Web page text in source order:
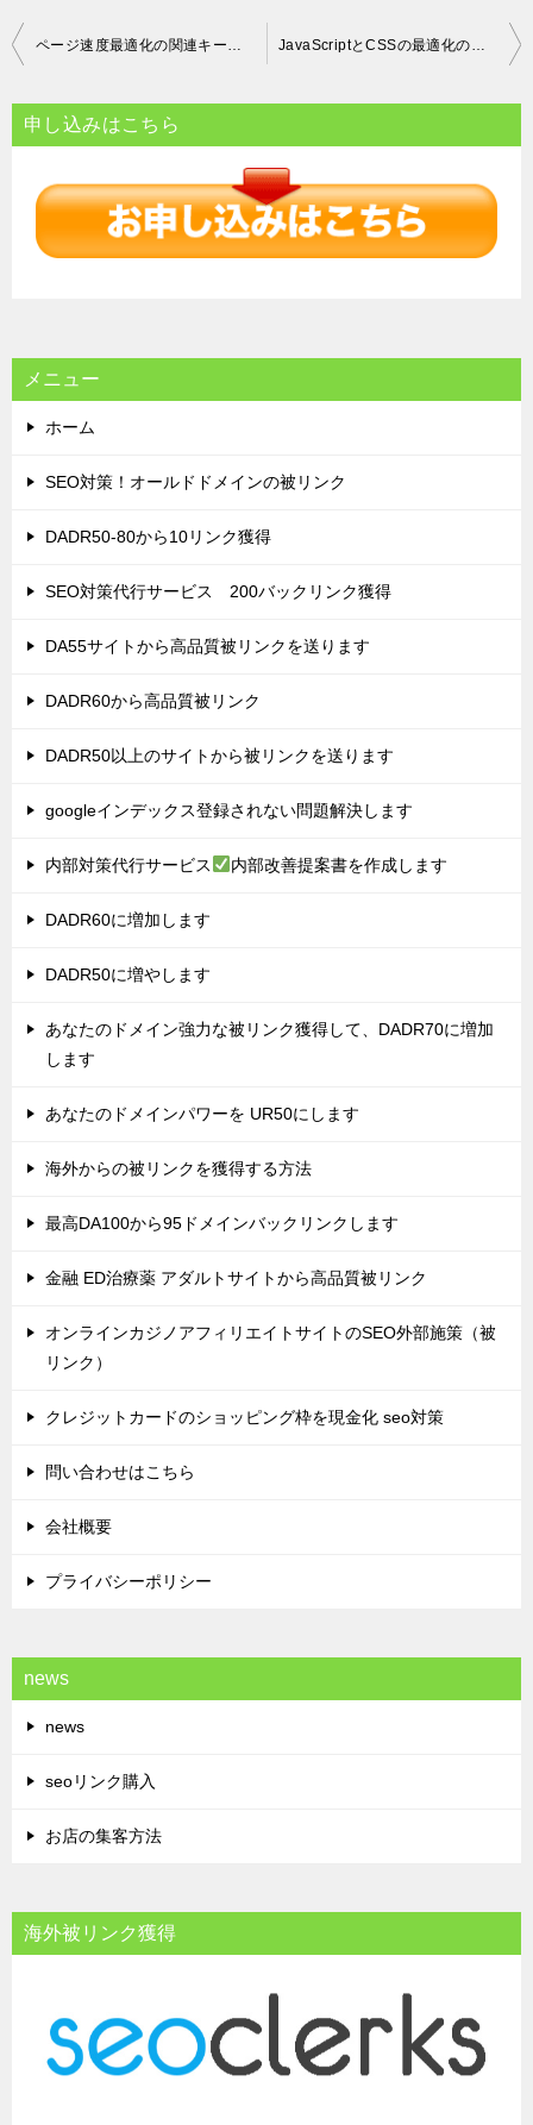
投
ナ
ページ速度最適化の関連キーワード： JavaScriptとCSSの最適化の手法と注意点
申し込みはこちら
メニュー
ホーム
SEO対策！オールドドメインの被リンク
DADR50-80から10リンク獲得
SEO対策代行サービス 200バックリンク獲得
DA55サイトから高品質被リンクを送ります
DADR60から高品質被リンク
DADR50以上のサイトから被リンクを送ります
googleインデックス登録されない問題解決します
内部対策代行サービス 内部改善提案書を作成します
DADR60に増加します
DADR50に増やします
あなたのドメイン強力な被リンク獲得して、DADR70に増加
します
あなたのドメインパワーを UR50にします
海外からの被リンクを獲得する方法
最高DA100から95ドメインバックリンクします
金融 ED治療薬 アダルトサイトから高品質被リンク
オンラインカジノアフィリエイトサイトのSEO外部施策（被
リンク）
クレジットカードのショッピング枠を現金化 seo対策
問い合わせはこちら
会社概要
プライバシーポリシー
news
news
seoリンク購入
お店の集客方法
海外被リンク獲得